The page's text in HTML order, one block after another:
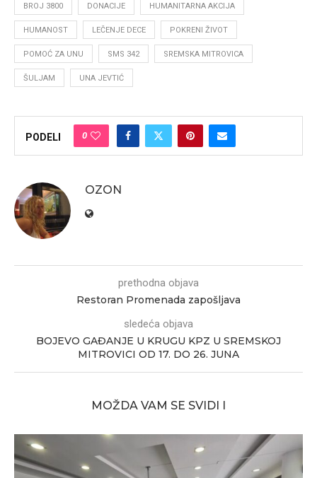
BROJ 3800 DONACIJE HUMANITARNA AKCIJA
HUMANOST LEČENJE DECE POKRENI ŽIVOT
POMOĆ ZA UNU SMS 342 SREMSKA MITROVICA
ŠULJAM UNA JEVTIĆ
PODELI 0
OZON
prethodna objava
Restoran Promenada zapošljava
sledeća objava
BOJEVO GAĐANJE U KRUGU KPZ U SREMSKOJ
MITROVICI OD 17. DO 26. JUNA
MOŽDA VAM SE SVIDI I